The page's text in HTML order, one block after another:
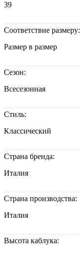
39
Соответствие размеру:
Размер в размер
Сезон:
Всесезонная
Стиль:
Классический
Страна бренда:
Италия
Страна производства:
Италия
Высота каблука: